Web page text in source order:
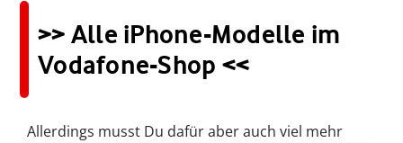
>> Alle iPhone-Modelle im
Vodafone-Shop <<
Allerdings musst Du dafür aber auch viel mehr